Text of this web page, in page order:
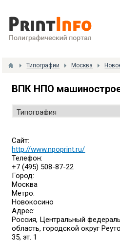
Типографии Москва
ВПК НПО
Сайт:
http://www.npoprint.ru/
Телефон:
+7 (495) 508-87-22
Город:
Москва
Метро:
Новокосино
Адрес:
Россия, Центральный
область, городской округ
35, эт. 1